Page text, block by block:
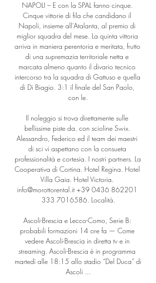
NAPOLI – E con la SPAL fanno cinque.
Cinque vittorie di fila che candidano il
Napoli, insieme all’Atalanta, al premio di
miglior squadra del mese. La quinta vittoria
arriva in maniera perentoria e meritata, frutto
di una supremazia territoriale netta e
marcata almeno quanto il divario tecnico
intercorso tra la squadra di Gattuso e quella
di Di Biagio. 3:1 il finale del San Paolo,
con le.
Il noleggio si trova direttamente sulle
bellissime piste da. con scioline Swix.
Alessandro, Federico ed il team dei maestri
di sci vi aspettano con la consueta
professionalità e cortesia. I nostri partners. La
Cooperativa di Cortina. Hotel Regina. Hotel
Villa Gaia. Hotel Victoria.
info@morottorental.it +39 0436 862201
333 7016586. Località.
Ascoli-Brescia e Lecco-Como, Serie B:
probabili formazioni 14 ore fa — Come
vedere Ascoli-Brescia in diretta tv e in
streaming. Ascoli-Brescia è in programma
martedì alle 18:15 allo stadio “Del Duca” di
Ascoli ...